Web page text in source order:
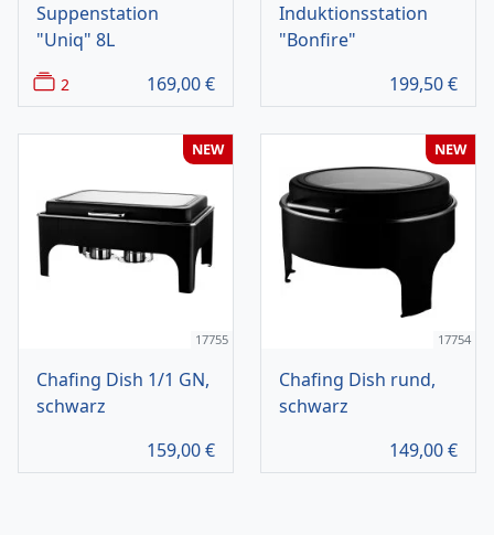
Suppenstation
"Uniq" 8L
2 169,00€
Induktionsstation
"Bonfire"
199,50€
17755
Chafing Dish 1/1 GN,
schwarz
159,00€
NEW
17754
Chafing Dish rund,
schwarz
149,00€
NEW